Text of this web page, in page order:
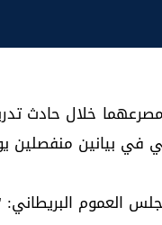
مصرعهما خلال حادث
في بيانين منفصلين
العموم